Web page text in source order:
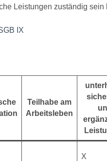
Leistungen zuständig sein
IX
Teilhabe am
Arbeitsleben
X